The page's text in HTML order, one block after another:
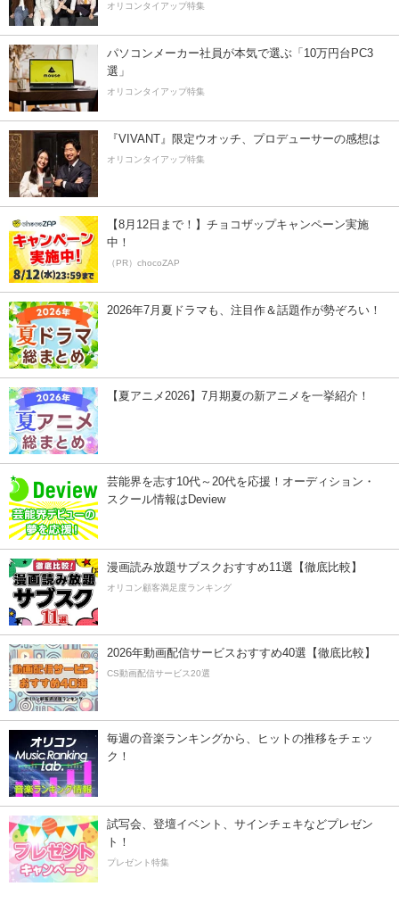
オリコンタイアップ特集
パソコンメーカー社員が本気で選ぶ「10万円台PC3
選」
オリコンタイアップ特集
『VIVANT』限定ウオッチ、プロデューサーの感想は
オリコンタイアップ特集
【8月12日まで！】チョコザップキャンペーン実施
中！
（PR）chocoZAP
2026年7月夏ドラマも、注目作＆話題作が勢ぞろい！
【夏アニメ2026】7月期夏の新アニメを一挙紹介！
芸能界を志す10代～20代を応援！オーディション・
スクール情報はDeview
漫画読み放題サブスクおすすめ11選【徹底比較】
オリコン顧客満足度ランキング
2026年動画配信サービスおすすめ40選【徹底比較】
CS動画配信サービス20選
毎週の音楽ランキングから、ヒットの推移をチェッ
ク！
試写会、登壇イベント、サインチェキなどプレゼン
ト！
プレゼント特集